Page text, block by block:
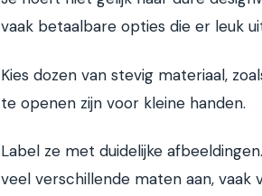
vaak betaalbare opties die er leuk
Kies dozen van stevig materiaal,
te openen zijn voor kleine handen.
Label ze met duidelijke
veel verschillende maten aan, vaak